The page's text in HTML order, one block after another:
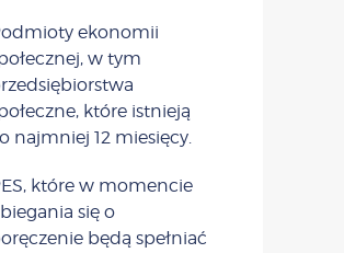
ekonomii
w tym
które istnieją
najmniej 12 miesięcy.
które w momencie
się o
będą spełniać